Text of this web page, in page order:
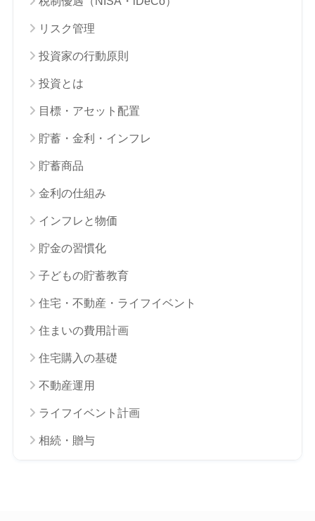
リスク管理
投資家の行動原則
投資とは
目標・アセット配置
貯蓄・金利・インフレ
貯蓄商品
金利の仕組み
インフレと物価
貯金の習慣化
子どもの貯蓄教育
住宅・不動産・ライフイベント
住まいの費用計画
住宅購入の基礎
不動産運用
ライフイベント計画
相続・贈与